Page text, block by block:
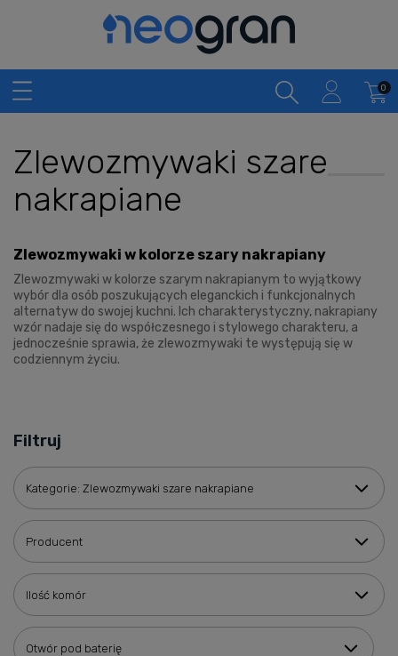
Zlewozmywaki szare
nakrapiane
Zlewozmywaki w kolorze szary nakrapiany
Zlewozmywaki w kolorze szarym nakrapianym to wyjątkowy
wybór dla osób poszukujących eleganckich i funkcjonalnych
alternatyw do swojej kuchni. Ich charakterystyczny, nakrapiany
wzór nadaje się do współczesnego i stylowego charakteru, a
jednocześnie sprawia, że zlewozmywaki te występują się w
codziennym życiu.
Filtruj
Kategorie: Zlewozmywaki szare nakrapiane
Producent
Ilość komór
Otwór pod baterię